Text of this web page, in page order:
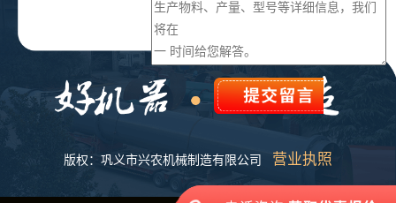
版权：巩义市兴农机械制造有限公司 营业执照